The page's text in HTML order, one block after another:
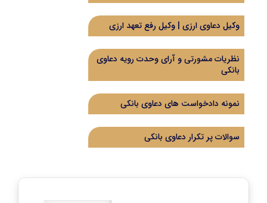
وکیل دعاوی ارزی | وکیل رفع تعهد ارزی
نظریات مشورتی و آرای وحدت رویه دعاوی
بانکی
نمونه دادخواست های دعاوی بانکی
سوالات پر تکرار دعاوی بانکی